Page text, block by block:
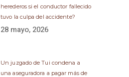
herederos si el conductor fallecido
tuvo la culpa del accidente?
28 mayo, 2026
Un juzgado de Tui condena a
una aseguradora a pagar más de